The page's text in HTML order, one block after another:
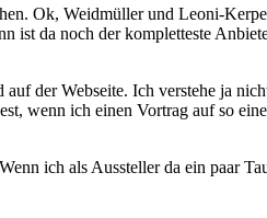
Ok, Weidmüller und Leoni-
ist da noch der kompletteste
der Webseite. Ich verstehe ja
wenn ich einen Vortrag auf so
ich als Aussteller da ein paar